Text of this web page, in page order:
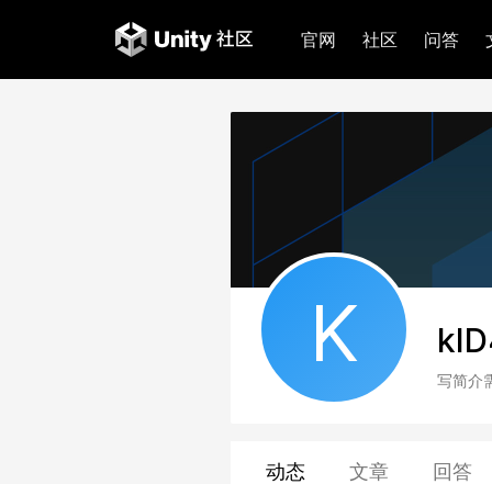
官网 社区 问答
K
写简介
动态 文章 回答